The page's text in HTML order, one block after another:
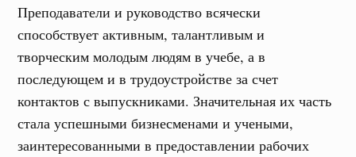
Преподаватели и руководство всячески
способствует активным, талантливым и
творческим молодым людям в учебе, а в
последующем и в трудоустройстве за счет
контактов с выпускниками. Значительная их часть
стала успешными бизнесменами и учеными,
заинтересованными в предоставлении рабочих